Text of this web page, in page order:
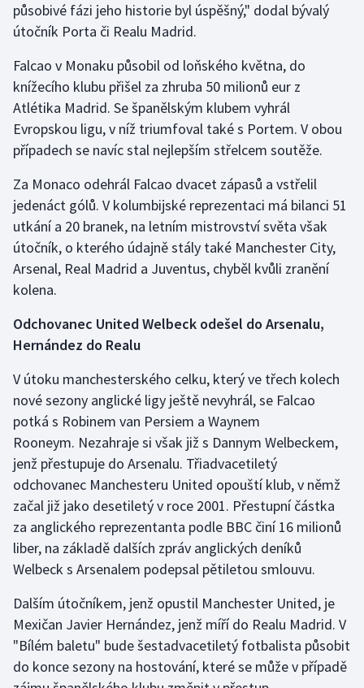
Parasport
Plavání
Plážový volejbal
Ragby
Rychlobruslení
Rychlostní kanoistika
Short track
Sportovní střelba
Stolní tenis
Triatlon
Veslování
Vodní slalom
Volejbal
Ostatní
působivé fázi jeho historie byl úspěšný," dodal bývalý
útočník Porta či Realu Madrid.
Falcao v Monaku působil od loňského května, do
knížecího klubu přišel za zhruba 50 milionů eur z
Atlétika Madrid. Se španělským klubem vyhrál
Evropskou ligu, v níž triumfoval také s Portem. V obou
případech se navíc stal nejlepším střelcem soutěže.
Za Monaco odehrál Falcao dvacet zápasů a vstřelil
jedenáct gólů. V kolumbijské reprezentaci má bilanci 51
utkání a 20 branek, na letním mistrovství světa však
útočník, o kterého údajně stály také Manchester City,
Arsenal, Real Madrid a Juventus, chyběl kvůli zranění
kolena.
Odchovanec United Welbeck odešel do Arsenalu,
Hernández do Realu
V útoku manchesterského celku, který ve třech kolech
nové sezony anglické ligy ještě nevyhrál, se Falcao
potká s Robinem van Persiem a Waynem
Rooneym. Nezahraje si však již s Dannym Welbeckem,
jenž přestupuje do Arsenalu. Třiadvacetiletý
odchovanec Manchesteru United opouští klub, v němž
začal již jako desetiletý v roce 2001. Přestupní částka
za anglického reprezentanta podle BBC činí 16 milionů
liber, na základě dalších zpráv anglických deníků
Welbeck s Arsenalem podepsal pětiletou smlouvu.
Dalším útočníkem, jenž opustil Manchester United, je
Mexičan Javier Hernández, jenž míří do Realu Madrid. V
"Bílém baletu" bude šestadvacetiletý fotbalista působit
do konce sezony na hostování, které se může v případě